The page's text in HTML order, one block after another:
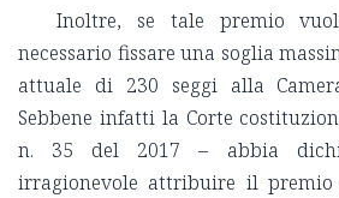
Inoltre, se tale premio
necessario fissare una soglia
attuale di 230 seggi alla
Sebbene infatti la Corte
n. 35 del 2017 – abbia
irragionevole attribuire il